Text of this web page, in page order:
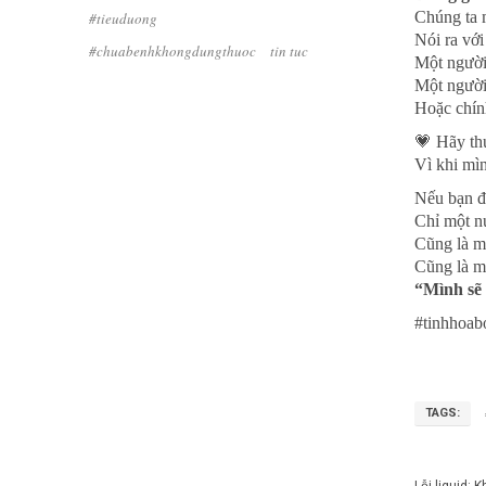
#tieuduong
#chuabenhkhongdungthuoc
tin tuc
Chúng ta
Nói ra
Một
Một
Hoặc
💗 Hãy
Vì khi
Nếu bạn
Chỉ một
Cũng là
Cũng là
“Mình sẽ
TAGS: